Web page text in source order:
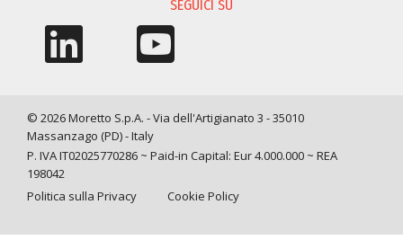
SEGUICI SU
© 2026 Moretto S.p.A. - Via dell'Artigianato 3 - 35010
Massanzago (PD) - Italy
P. IVA IT02025770286 ~ Paid-in Capital: Eur 4.000.000 ~ REA
198042
Politica sulla Privacy
Cookie Policy